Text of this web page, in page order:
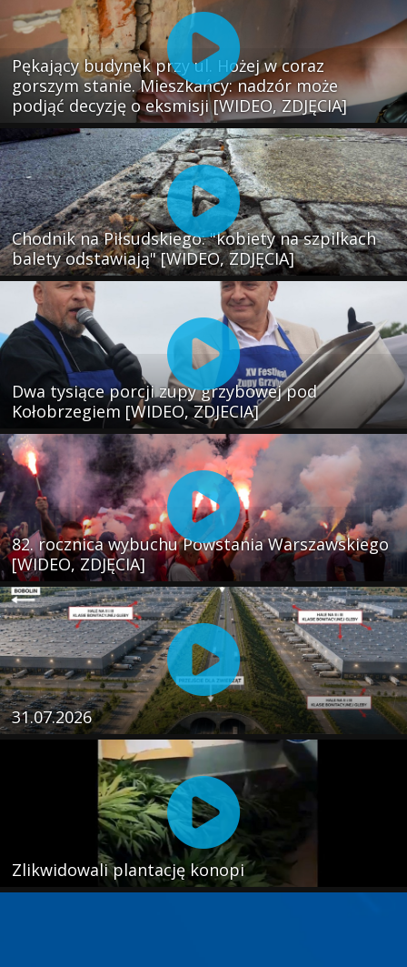
Pękający budynek przy ul. Hożej w coraz
gorszym stanie. Mieszkańcy: nadzór może
podjąć decyzję o eksmisji [WIDEO, ZDJĘCIA]
Chodnik na Piłsudskiego: "kobiety na szpilkach
balety odstawiają" [WIDEO, ZDJĘCIA]
Dwa tysiące porcji zupy grzybowej pod
Kołobrzegiem [WIDEO, ZDJECIA]
82. rocznica wybuchu Powstania Warszawskiego
[WIDEO, ZDJĘCIA]
31.07.2026
Zlikwidowali plantację konopi